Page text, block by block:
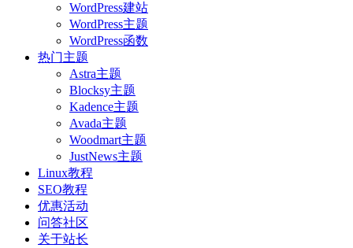
WordPress建站
WordPress主题
WordPress函数
热门主题
Astra主题
Blocksy主题
Kadence主题
Avada主题
Woodmart主题
JustNews主题
Linux教程
SEO教程
优惠活动
问答社区
关于站长